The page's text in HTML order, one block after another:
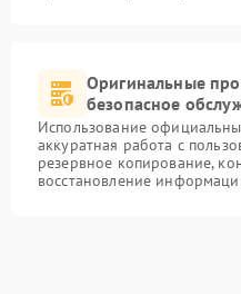
Оригинальные
безопасное
Использование
аккуратная работа с
резервное копирование,
восстановление